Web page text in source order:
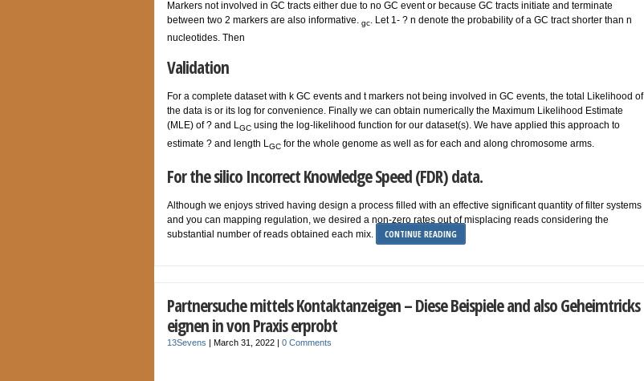
Markers not involved in GC tracts either due to no GC event or because GC tracts initiate and terminate
between two 2 markers are also informative. gc. Let 1- ? n denote the probability of a GC tract shorter than n
nucleotides. Then
Validation
For a complete dataset with k GC events and t markers not being involved in GC events, the total Likelihood of
the data is or its log for convenience. Finally we can obtain numerically the Maximum Likelihood Estimate
(MLE) of ? and LGC using the log-likelihood function for our dataset(s). We have applied this approach to
estimate ? and length L GC for the whole genome as well as for each and along chromosome arms.
For the silico Incorrect Knowledge Speed (FDR) data.
Although we enjoys strived having design a process filled with an effective significant quantity of filter systems
and you can mapping regulation, we desired a non-zero rates out of misplacing reads considering the
substantial number of reads obtained each mix.
CONTINUE READING
Partnersuche mittels Kontaktanzeigen – Diese Beispiele and also Geheimtricks
eignen in von Praxis erprobt
13Sevens | March 31, 2022 | 0 Comments